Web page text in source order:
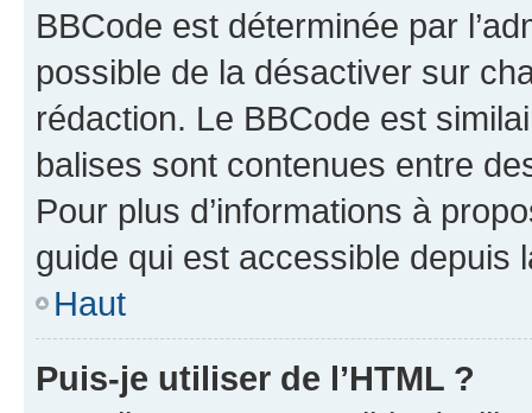
BBCode est déterminée par
possible de la désactiver sur
rédaction. Le BBCode est
balises sont contenues entre
Pour plus d’informations à
guide qui est accessible depuis
Haut
Puis-je utiliser de l’HTML ?